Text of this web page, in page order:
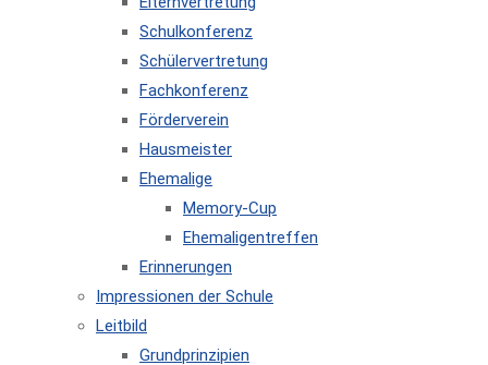
Schulkonferenz
Schülervertretung
Fachkonferenz
Förderverein
Hausmeister
Ehemalige
Memory-Cup
Ehemaligentreffen
Erinnerungen
Impressionen der Schule
Leitbild
Grundprinzipien